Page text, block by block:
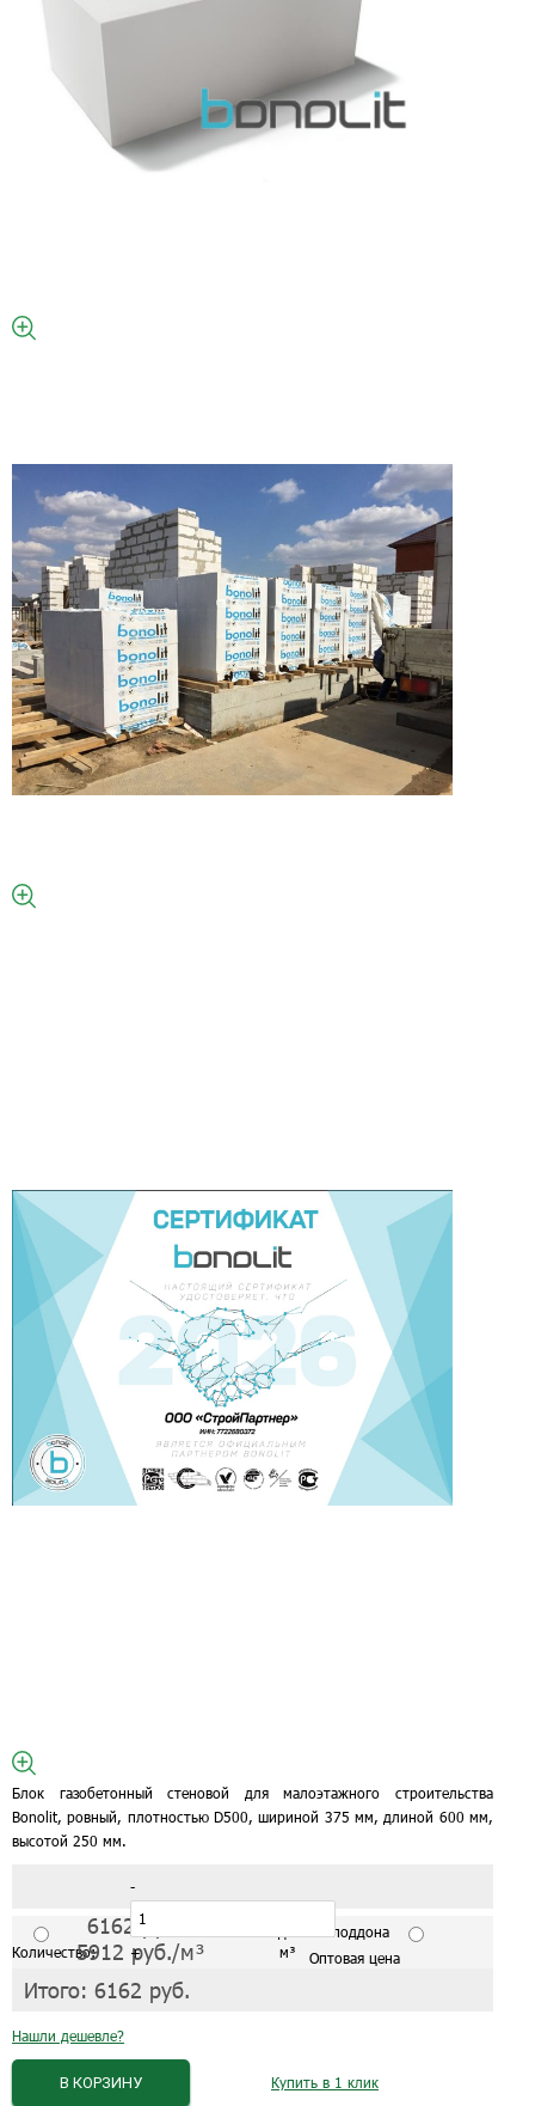
Блок газобетонный стеновой для малоэтажного строительства
Bonolit, ровный, плотностью D500, шириной 375 мм, длиной 600 мм,
высотой 250 мм.
Количество:
-
+ м³
6162руб./м³ С завода от 1 поддона
5912 руб./м³ Оптовая цена
Итого: 6162 руб.
Нашли дешевле?
Купить в 1 клик
В КОРЗИНУ